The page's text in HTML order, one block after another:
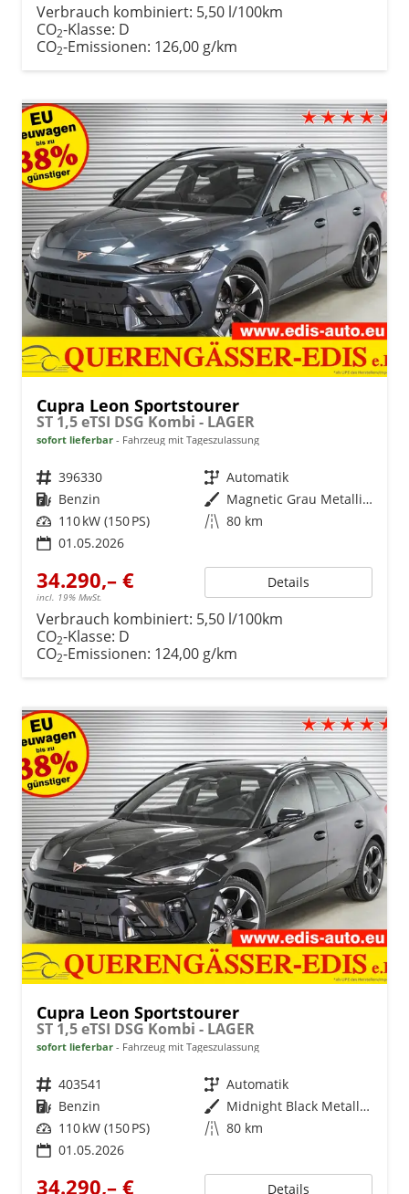
Verbrauch kombiniert: 5,50 l/100km
CO2-Klasse: D
CO2-Emissionen: 126,00 g/km
Cupra Leon Sportstourer
ST 1,5 eTSI DSG Kombi - LAGER
sofort lieferbar Fahrzeug mit Tageszulassung
Fahrzeugnr. 396330 Getriebe Automatik
Kraftstoff Benzin Außenfarbe
Magnetic Grau Metallic (S7)
Leistung 110 kW (150 PS) Kilometerstand 80 km
01.05.2026
34.290,– €
incl. 19% MwSt.
Details
Verbrauch kombiniert: 5,50 l/100km
CO2-Klasse: D
CO2-Emissionen: 124,00 g/km
Cupra Leon Sportstourer
ST 1,5 eTSI DSG Kombi - LAGER
sofort lieferbar Fahrzeug mit Tageszulassung
Fahrzeugnr. 403541 Getriebe Automatik
Kraftstoff Benzin Außenfarbe
Midnight Black Metallic (0E)
Leistung 110 kW (150 PS) Kilometerstand 80 km
01.05.2026
34.290,– € Details